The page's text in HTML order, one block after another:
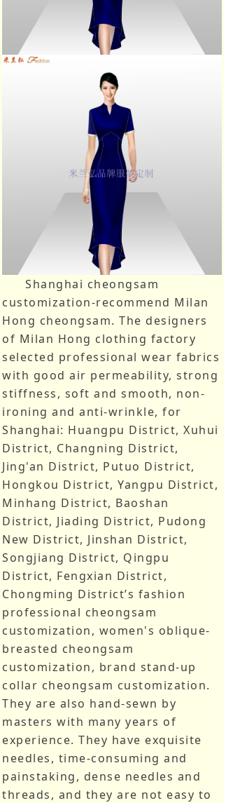
Shanghai cheongsam
customization-recommend Milan
Hong cheongsam. The designers
of Milan Hong clothing factory
selected professional wear fabrics
with good air permeability, strong
stiffness, soft and smooth, non-
ironing and anti-wrinkle, for
Shanghai: Huangpu District, Xuhui
District, Changning District,
Jing'an District, Putuo District,
Hongkou District, Yangpu District,
Minhang District, Baoshan
District, Jiading District, Pudong
New District, Jinshan District,
Songjiang District, Qingpu
District, Fengxian District,
Chongming District’s fashion
professional cheongsam
customization, women's oblique-
breasted cheongsam
customization, brand stand-up
collar cheongsam customization.
They are also hand-sewn by
masters with many years of
experience. They have exquisite
needles, time-consuming and
painstaking, dense needles and
threads, and they are not easy to